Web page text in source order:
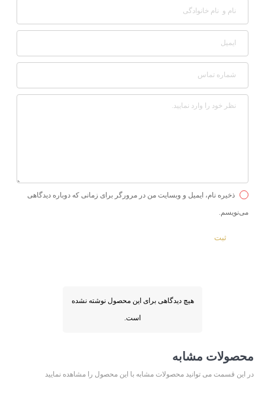
ذخیره نام، ایمیل و وبسایت من در مرورگر برای زمانی که دوباره دیدگاهی
می‌نویسم.
هیچ دیدگاهی برای این محصول نوشته نشده
است.
محصولات مشابه
در این قسمت می توانید محصولات مشابه با این محصول را مشاهده نمایید